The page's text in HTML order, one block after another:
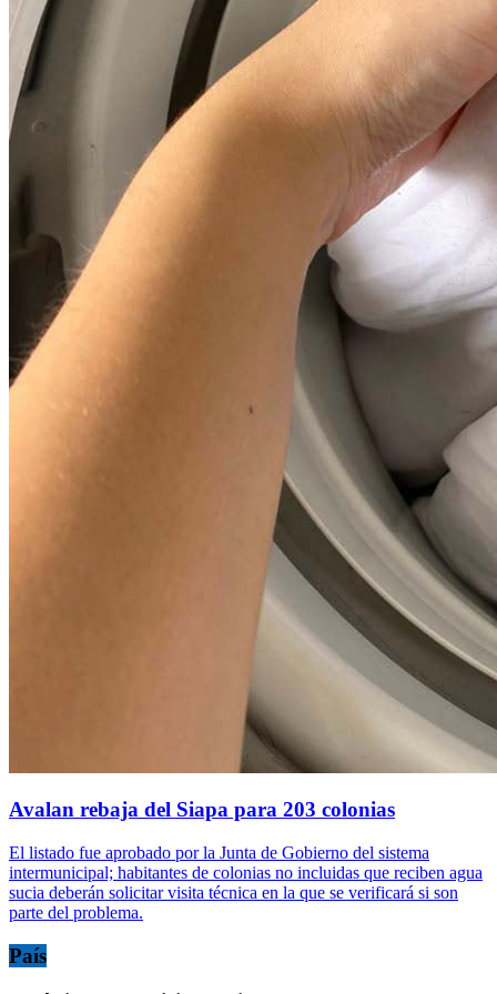
Avalan rebaja del Siapa para 203 colonias
El listado fue aprobado por la Junta de Gobierno del sistema
intermunicipal; habitantes de colonias no incluidas que reciben agua
sucia deberán solicitar visita técnica en la que se verificará si son
parte del problema.
País